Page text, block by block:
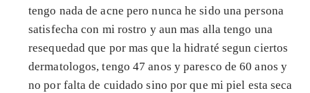
tengo nada de acne pero nunca he sido una persona
satisfecha con mi rostro y aun mas alla tengo una
resequedad que por mas que la hidraté segun ciertos
dermatologos, tengo 47 anos y paresco de 60 anos y
no por falta de cuidado sino por que mi piel esta seca